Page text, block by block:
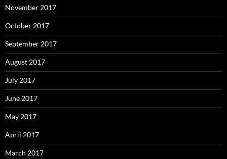
November 2017
October 2017
September 2017
August 2017
July 2017
June 2017
May 2017
April 2017
March 2017